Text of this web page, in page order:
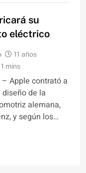
su
eléctrico
11 años
1 mins
Apple contrató a
de la
alemana,
y según los…